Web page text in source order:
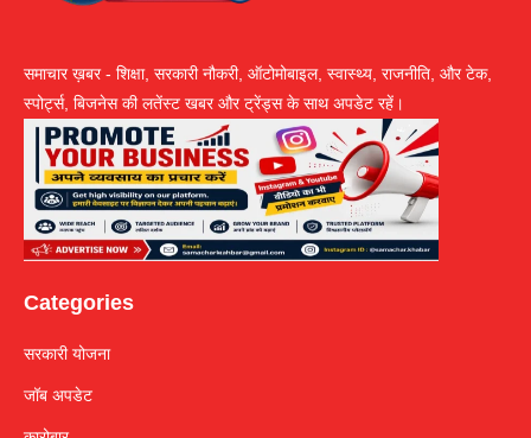
समाचार ख़बर - शिक्षा, सरकारी नौकरी, ऑटोमोबाइल, स्वास्थ्य, राजनीति, और टेक,
स्पोर्ट्स, बिजनेस की लतेंस्ट खबर और ट्रेंड्स के साथ अपडेट रहें।
Categories
सरकारी योजना
जॉब अपडेट